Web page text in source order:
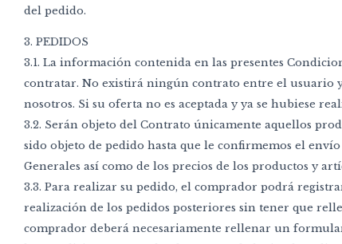
del pedido.
3. PEDIDOS
3.1. La información contenida en las presentes
contratar. No existirá ningún contrato entre el usuario y
nosotros. Si su oferta no es aceptada y ya se hubiese
3.2. Serán objeto del Contrato únicamente aquellos
sido objeto de pedido hasta que le confirmemos el
Generales así como de los precios de los productos y
3.3. Para realizar su pedido, el comprador podrá
realización de los pedidos posteriores sin tener que
comprador deberá necesariamente rellenar un